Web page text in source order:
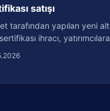
satışı
tarafından yapılan yeni
ihracı,